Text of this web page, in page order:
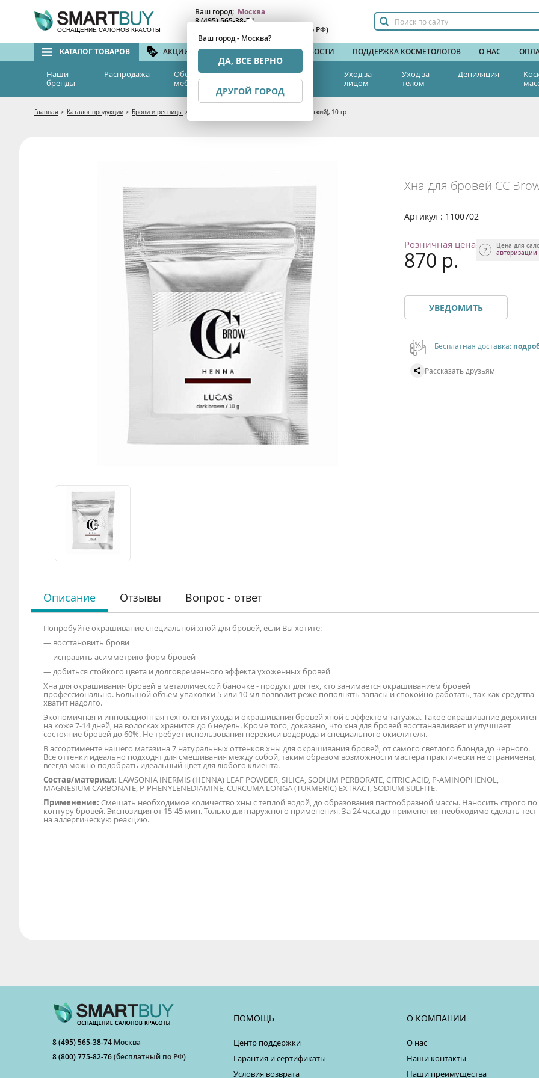
ОСНАЩЕНИЕ САЛОНОВ КРАСОТЫ
Ваш город: Москва
Ваш город - Москва?
ДА, ВСЕ ВЕРНО
ДРУГОЙ ГОРОД
8 (495) 565-38-74
(бесплатный по РФ)
КАТАЛОГ ТОВАРОВ АКЦИИ И СКИДКИ БРЕНДЫ НОВОСТИ ПОДДЕРЖКА КОСМЕТОЛОГОВ О НАС
Наши
бренды
Распродажа
Оборудование и
мебель
Эстетическая
медицина
Уход за
лицом
Уход за
телом
Депиляция
Главная > Каталог продукции > Брови и ресницы > Хна для бровей CC Brow (foxy) в саше (рыжий), 10 гр
Хна для бровей CC
Артикул : 1100702
Розничная цена
870 р.
Цена для
авторизации
УВЕДОМИТЬ
Бесплатная доставка:
Рассказать друзьям
Описание
Попробуйте окрашивание специальной хной для бровей, если Вы хотите:
— восстановить брови
— исправить асимметрию форм бровей
— добиться стойкого цвета и долговременного эффекта ухоженных бровей
Хна для окрашивания бровей в металлической баночке - продукт для тех, кто занимается окрашиванием бровей
профессионально. Большой объем упаковки 5 или 10 мл позволит реже пополнять запасы и спокойно работать, так как средства
хватит надолго.
Экономичная и инновационная технология ухода и окрашивания бровей хной с эффектом татуажа. Такое окрашивание держится
на коже 7-14 дней, на волосках хранится до 6 недель. Кроме того, доказано, что хна для бровей восстанавливает и улучшает
состояние бровей до 60%. Не требует использования перекиси водорода и специального окислителя.
В ассортименте нашего магазина 7 натуральных оттенков хны для окрашивания бровей, от самого светлого блонда до черного.
Все оттенки идеально подходят для смешивания между собой, таким образом возможности мастера практически не ограничены,
всегда можно подобрать идеальный цвет для любого клиента.
Состав/материал: LAWSONIA INERMIS (HENNA) LEAF POWDER, SILICA, SODIUM PERBORATE, CITRIC ACID, P-AMINOPHENOL,
MAGNESIUM CARBONATE, P-PHENYLENEDIAMINE, CURCUMA LONGA (TURMERIC) EXTRACT, SODIUM SULFITE.
Применение: Смешать необходимое количество хны с теплой водой, до образования пастообразной массы. Наносить строго по
контуру бровей. Экспозиция от 15-45 мин. Только для наружного применения. За 24 часа до применения необходимо сделать тест
на аллергическую реакцию.
Отзывы Вопрос - ответ
8 (495) 565-38-74 Москва
8 (800) 775-82-76(бесплатный по РФ)
ПОМОЩЬ
Центр поддержки
Гарантия и сертификаты
Условия возврата
О КОМПАНИИ
О нас
Наши контакты
Наши преимущества